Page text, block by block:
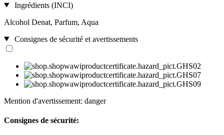
Ingrédients (INCI)
Alcohol Denat, Parfum, Aqua
Consignes de sécurité et avertissements
Mention d'avertissement: danger
Consignes de sécurité: